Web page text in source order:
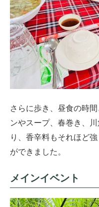
さらに歩き、昼食の時
ンやスープ、春巻き、
り、香辛料もそれほど
ができました。
メインイベント